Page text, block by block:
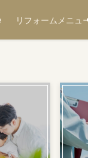
リフォームメニュ